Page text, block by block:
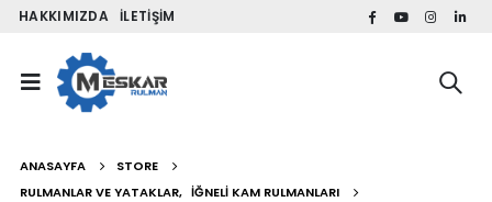
HAKKIMIZDA İLETIŞIM
ANASAYFA
STORE
RULMANLAR VE YATAKLAR, İĞNELI KAM RULMANLARI